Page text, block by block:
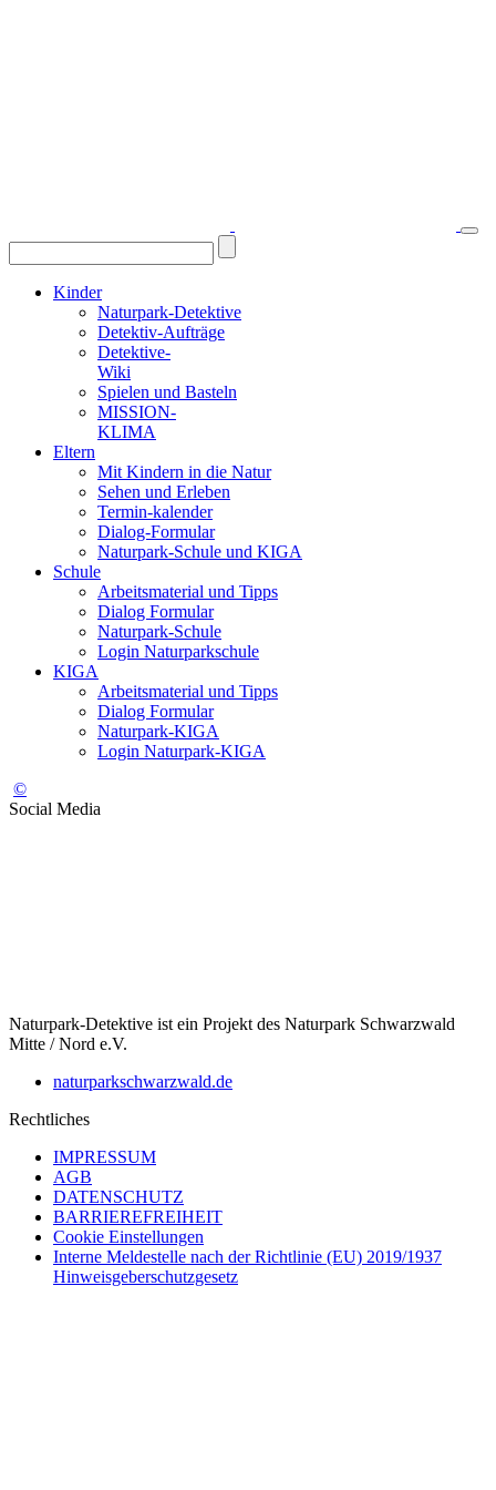
Kinder
Naturpark-Detektive
Detektiv-Aufträge
Detektive-
Wiki
Spielen und Basteln
MISSION-
KLIMA
Eltern
Mit Kindern in die Natur
Sehen und Erleben
Termin-kalender
Dialog-Formular
Naturpark-Schule und KIGA
Schule
Arbeitsmaterial und Tipps
Dialog Formular
Naturpark-Schule
Login Naturparkschule
KIGA
Arbeitsmaterial und Tipps
Dialog Formular
Naturpark-KIGA
Login Naturpark-KIGA
©
Social Media
Naturpark-Detektive ist ein Projekt des Naturpark Schwarzwald
Mitte / Nord e.V.
naturparkschwarzwald.de
Rechtliches
IMPRESSUM
AGB
DATENSCHUTZ
BARRIEREFREIHEIT
Cookie Einstellungen
Interne Meldestelle nach der Richtlinie (EU) 2019/1937
Hinweisgeberschutzgesetz